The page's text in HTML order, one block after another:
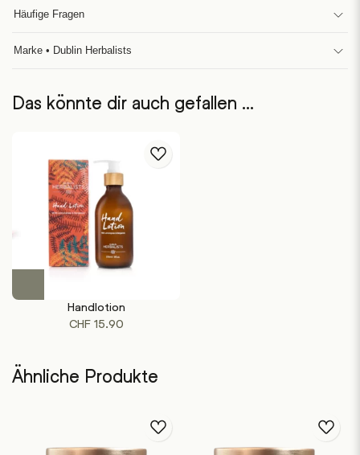
Häufige Fragen
Marke • Dublin Herbalists
Das könnte dir auch gefallen …
Handlotion
CHF15.90
Ähnliche Produkte